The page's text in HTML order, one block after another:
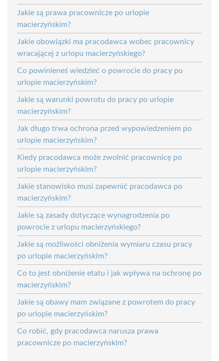
Jakie są prawa pracownicze po urlopie
macierzyńskim?
Jakie obowiązki ma pracodawca wobec pracownicy
wracającej z urlopu macierzyńskiego?
Co powinieneś wiedzieć o powrocie do pracy po
urlopie macierzyńskim?
Jakie są warunki powrotu do pracy po urlopie
macierzyńskim?
Jak długo trwa ochrona przed wypowiedzeniem po
urlopie macierzyńskim?
Kiedy pracodawca może zwolnić pracownicę po
urlopie macierzyńskim?
Jakie stanowisko musi zapewnić pracodawca po
macierzyńskim?
Jakie są zasady dotyczące wynagrodzenia po
powrocie z urlopu macierzyńskiego?
Jakie są możliwości obniżenia wymiaru czasu pracy
po urlopie macierzyńskim?
Co to jest obniżenie etatu i jak wpływa na ochronę po
macierzyńskim?
Jakie są obawy mam związane z powrotem do pracy
po urlopie macierzyńskim?
Co robić, gdy pracodawca narusza prawa
pracownicze po macierzyńskim?